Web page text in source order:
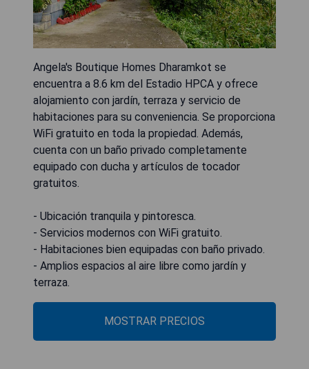
Angela's Boutique Homes Dharamkot se
encuentra a 8.6 km del Estadio HPCA y ofrece
alojamiento con jardín, terraza y servicio de
habitaciones para su conveniencia. Se proporciona
WiFi gratuito en toda la propiedad. Además,
cuenta con un baño privado completamente
equipado con ducha y artículos de tocador
gratuitos.
- Ubicación tranquila y pintoresca.
- Servicios modernos con WiFi gratuito.
- Habitaciones bien equipadas con baño privado.
- Amplios espacios al aire libre como jardín y
terraza.
MOSTRAR PRECIOS